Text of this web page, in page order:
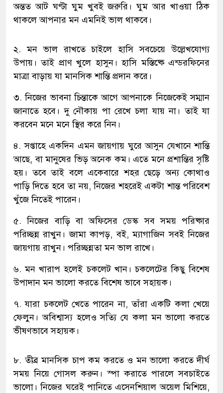
অন্তত আট ঘণ্টা ঘুম খুবই জরুরি। ঘুম আর খাওয়া ঠিক
থাকলে আপনার মন এমনিই ভাল থাকবে।
২. মন ভাল রাখতে চাইলে হাসি সবচেয়ে উল্লেখযোগ্য
উপায়। তাই প্রাণ খুলে হাসুন। হাসি মস্তিষ্কে এন্ডরফিনের
মাত্রা বাড়ায় যা মানসিক শান্তি প্রদান করে।
৩. নিজের ভাবনা চিন্তাকে আগে আপনাকে নিজেকেই সম্মান
জানাতে হবে। দু নৌকায় পা রেখে চলা যায় না। তাই যা
করবেন মনে মনে স্থির করে নিন।
৪. সপ্তাহে একদিন এমন জায়গায় ঘুরে আসুন যেখানে শান্তি
আছে, বা মানুষের ভিড় অনেক কম। এতে মনে প্রশান্তির সৃষ্টি
হয়। তবে তাই বলে একেবারে শহর ছেড়ে অন্য কোথাও
পাড়ি দিতে হবে তা নয়, নিজের শহরেই একটা শান্ত পরিবেশ
খুঁজে নিতেই পারেন।
৫. নিজের বাড়ি বা অফিসের ডেস্ক সব সময় পরিষ্কার
পরিচ্ছন্ন রাখুন। জামা কাপড়, বই, ম্যাগাজিন সবই নিজের
জায়গায় রাখুন। পরিচ্ছন্নতা মন ভাল রাখে।
৬. মন খারাপ হলেই চকলেট খান। চকলেটের কিছু বিশেষ
উপাদান মন ভালো করতে বিশেষ ভাবে সহায়ক।
৭. যারা চকলেট খেতে পারেন না, তাঁরা একটি কলা খেয়ে
ফেলুন। অবিশ্বাস্য হলেও সত্যি যে কলা মন ভালো করতে
ভীষণভাবে সহায়ক।
৮. তীব্র মানসিক চাপ কম করতে ও মন ভালো করতে দীর্ঘ
সময় নিয়ে গোসল করুন। স্পা করাতে পারলে সবচাইতে
ভালো। নিজের ঘরেই পানিতে এসেনশিয়াল অয়েল মিশিয়ে,